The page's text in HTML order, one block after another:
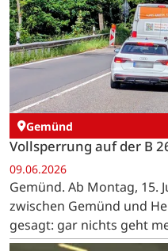
Gemünd
Vollsperrung auf der B
09.06.2026
Gemünd. Ab Montag, 15.
zwischen Gemünd und
gesagt: gar nichts geht